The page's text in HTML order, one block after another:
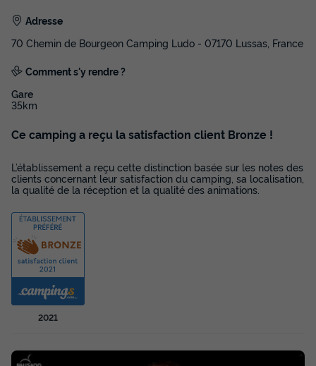
35m²
Animaux autorisés * Cafetière
Réfrigérateur
Salon de jardin
Micro-ondes
Pièces 5 Personnes Sans Sanitaire
13/09/2026 au
Meilleur prix pour 7 nuits
Adresse
70 Chemin de Bourgeon Camping Ludo - 07170 Lussas, France
Comment s'y rendre ?
Gare
35km
Ce camping a reçu la satisfaction client Bronze !
L’établissement a reçu cette distinction basée sur les notes des
clients concernant leur satisfaction du camping, sa localisation,
la qualité de la réception et la qualité des animations.
2021